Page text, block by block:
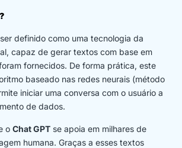
definido como uma tecnologia da
capaz de gerar textos com base em
fornecidos. De forma prática, este
baseado nas redes neurais (método
iniciar uma conversa com o usuário a
de dados.
o Chat GPT se apoia em milhares de
humana. Graças a esses textos